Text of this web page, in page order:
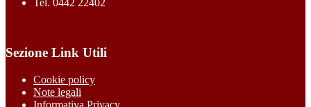
Sezione Link Utili
Cookie policy
Note legali
Informativa Privacy